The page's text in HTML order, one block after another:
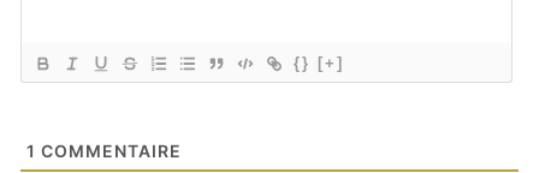
{} [+]
1 COMMENTAIRE